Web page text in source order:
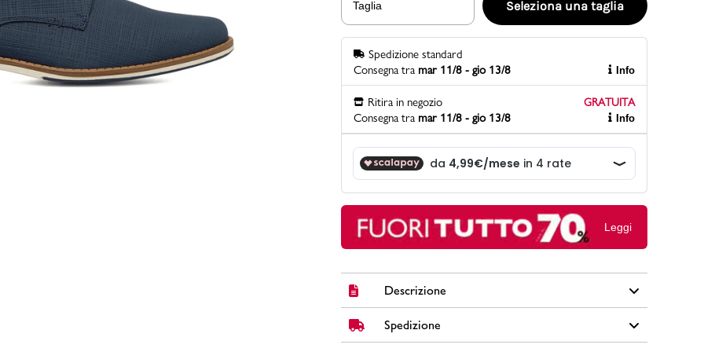
Scopri di più
PittaRosso PittaRosso
Gioco della scarpa al matrimonio e idee
divertenti con le calzature
Taglia Seleziona una taglia
Spedizione standard
Consegna tra mar 11/8 - gio 13/8 Info
Ritira in negozio
GRATUITA
Consegna tra mar 11/8 - gio 13/8 Info
Leggi
Descrizione
Stringate casual da uomo Riflessi Urbani in similpelle
colore blu navy con allacciatura Derby.
Spedizione